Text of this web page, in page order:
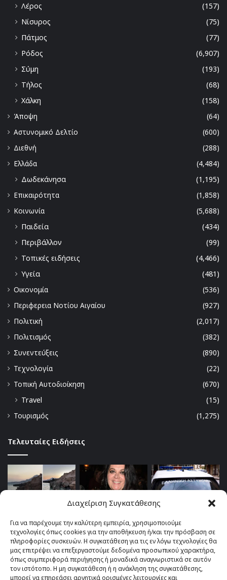
Διαχείριση Συγκατάθεσης
Για να παρέχουμε την καλύτερη εμπειρία, χρησιμοποιούμε
τεχνολογίες όπως cookies για την αποθήκευση ή/και την πρόσβαση σε
πληροφορίες συσκευών. Η συγκατάθεση για τις εν λόγω τεχνολογίες θα
μας επιτρέψει να επεξεργαστούμε δεδομένα προσωπικού χαρακτήρα,
όπως συμπεριφορά περιήγησης ή μοναδικά αναγνωριστικά σε αυτόν
τον ιστότοπο. Η μη συγκατάθεση ή η ανάκληση της συγκατάθεσης,
μπορεί να επηρεάσει αρνητικά ορισμένες λειτουργίες και
Λέρος
(157)
Νίσυρος
(75)
Πάτμος
(77)
Ρόδος
(6,907)
Σύμη
(193)
Τήλος
(68)
Χάλκη
(158)
Άποψη
(64)
Αστυνομικό Δελτίο
(600)
Διεθνή
(288)
Ελλάδα
(4,484)
Δωδεκάνησα
(1,195)
Επικαιρότητα
(1,858)
Κοινωνία
(5,688)
Παιδεία
(434)
Περιβάλλον
(99)
Τοπικές ειδήσεις
(4,466)
Υγεία
(481)
Οικονομία
(536)
Περιφερεια Νοτίου Αιγαίου
(927)
Πολιτική
(2,017)
Πολιτισμός
(382)
Συνεντεύξεις
(890)
Τεχνολογία
(22)
Τοπική Αυτοδιοίκηση
(670)
Travel
(15)
Τουρισμός
(1,275)
Τελευταίες Ειδήσεις